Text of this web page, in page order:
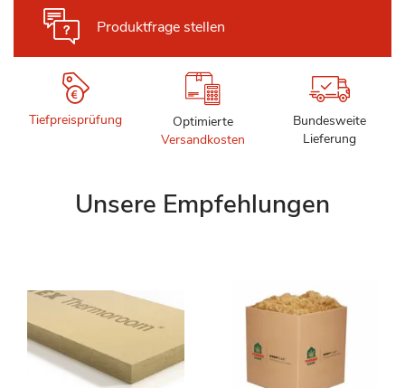
Produktfrage stellen
Tiefpreisprüfung
Optimierte
Versandkosten
Bundesweite
Lieferung
Unsere Empfehlungen